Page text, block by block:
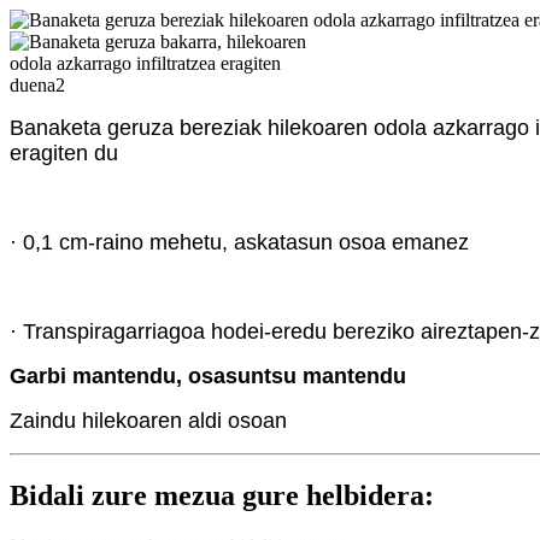
Banaketa geruza bereziak hilekoaren odola azkarrago
eragiten du
· 0,1 cm-raino mehetu, askatasun osoa emanez
· Transpiragarriagoa hodei-eredu bereziko aireztapen-
Garbi mantendu, osasuntsu mantendu
Zaindu hilekoaren aldi osoan
Bidali zure mezua gure helbidera: